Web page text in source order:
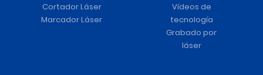
Cortador Láser
Marcador Láser
Vídeos de
tecnología
Grabado por
láser